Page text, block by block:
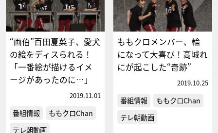
“画伯”百田夏菜子、愛犬
の絵をディスられる！
「一番絵が描けるイメ
ージがあったのに…」
2019.11.01
番組情報
ももクロChan
テレ朝動画
ももクロメンバー、輪
になって大喜び！高城れ
にが起こした“奇跡”
2019.10.25
番組情報
ももクロChan
テレ朝動画